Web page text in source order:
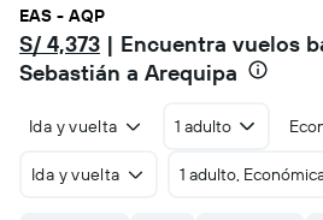
EAS - AQP
S/ 4,373 | Encuentra vuelos
Sebastián a Arequipa
Ida y vuelta 1 adulto
Ida y vuelta 1 adulto,